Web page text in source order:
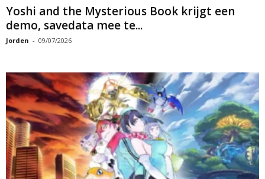
Yoshi and the Mysterious Book krijgt een
demo, savedata mee te...
Jorden - 09/07/2026